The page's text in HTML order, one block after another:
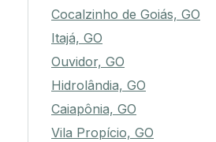
Cocalzinho de Goiás, GO
Itajá, GO
Ouvidor, GO
Hidrolândia, GO
Caiapônia, GO
Vila Propício, GO